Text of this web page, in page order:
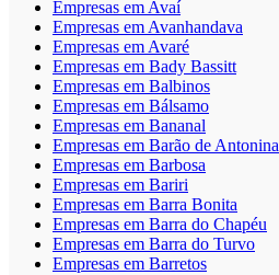
Empresas em Avaí
Empresas em Avanhandava
Empresas em Avaré
Empresas em Bady Bassitt
Empresas em Balbinos
Empresas em Bálsamo
Empresas em Bananal
Empresas em Barão de Antonina
Empresas em Barbosa
Empresas em Bariri
Empresas em Barra Bonita
Empresas em Barra do Chapéu
Empresas em Barra do Turvo
Empresas em Barretos